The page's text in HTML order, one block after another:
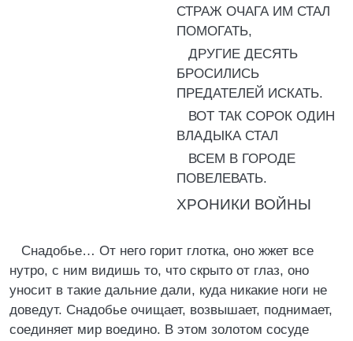
СТРАЖ ОЧАГА ИМ СТАЛ
ПОМОГАТЬ,
ДРУГИЕ ДЕСЯТЬ
БРОСИЛИСЬ
ПРЕДАТЕЛЕЙ ИСКАТЬ.
ВОТ ТАК СОРОК ОДИН
ВЛАДЫКА СТАЛ
ВСЕМ В ГОРОДЕ
ПОВЕЛЕВАТЬ.
ХРОНИКИ ВОЙНЫ
Снадобье… От него горит глотка, оно жжет все
нутро, с ним видишь то, что скрыто от глаз, оно
уносит в такие дальние дали, куда никакие ноги не
доведут. Снадобье очищает, возвышает, поднимает,
соединяет мир воедино. В этом золотом сосуде